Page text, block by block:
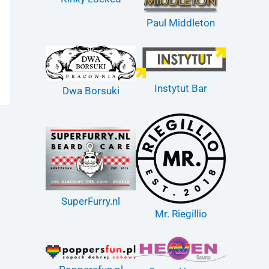
Paul Middleton
Dwa Borsuki Instytut Bar
SuperFurry.nl
Mr. Riegillio